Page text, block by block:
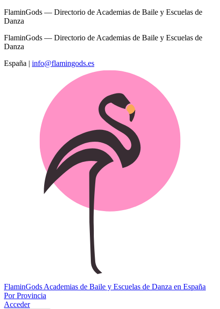
FlaminGods — Directorio de Academias de Baile y Escuelas de
Danza
FlaminGods — Directorio de Academias de Baile y Escuelas de
Danza
España | info@flamingods.es
FlaminGods Academias de Baile y Escuelas de Danza en España
Por Provincia
Acceder